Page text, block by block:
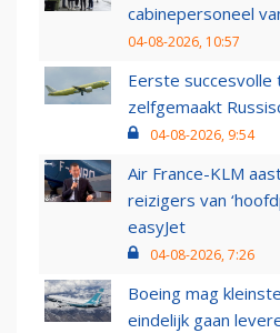
cabinepersoneel
04-08-2026, 10:57
Eerste
zelfgemaakt
04-08-2026, 9:54
Air France-KLM
reizigers van
easyJet
04-08-2026, 7:26
Boeing mag
eindelijk gaan